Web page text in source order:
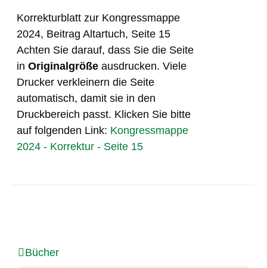
Korrekturblatt zur Kongressmappe
2024, Beitrag Altartuch, Seite 15
Achten Sie darauf, dass Sie die Seite
inOriginalgröße ausdrucken. Viele
Drucker verkleinern die Seite
automatisch, damit sie in den
Druckbereich passt. Klicken Sie bitte
auf folgenden Link: Kongressmappe
2024 - Korrektur - Seite 15
Bücher